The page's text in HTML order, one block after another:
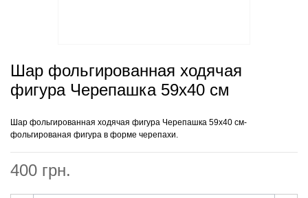
Шар фольгированная ходячая
фигура Черепашка 59х40 см
Шар фольгированная ходячая фигура Черепашка 59х40 см-
фольгированая фигура в форме черепахи.
400 грн.